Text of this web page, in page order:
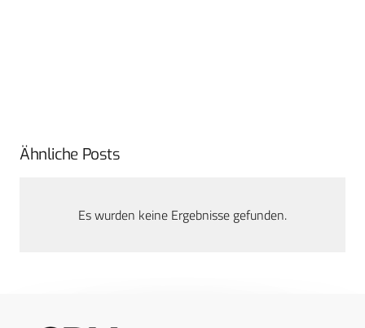
Ähnliche Posts
Es wurden keine Ergebnisse gefunden.